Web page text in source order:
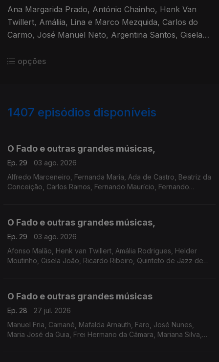
Ana Margarida Prado, António Chainho, Henk Van
Twillert, Amáliia, Lina e Marco Mezquida, Carlos do
Carmo, José Manuel Neto, Argentina Santos, Gisela
opções
1407 episódios disponíveis
O Fado e outras grandes músicas,
Ep. 29
03 ago. 2026
Alfredo Marceneiro, Fernanda Maria, Ada de Castro, Beatriz da
Conceição, Carlos Ramos, Fernando Maurício, Fernando
O Fado e outras grandes músicas,
Ep. 29
03 ago. 2026
Afonso Malão, Henk van Twillert, Amália Rodrigues, Helder
Moutinho, Gisela João, Ricardo Ribeiro, Quinteto de Jazz de
O Fado e outras grandes músicas
Ep. 28
27 jul. 2026
Manuel Fria, Camané, Mafalda Arnauth, Faro, José Nunes,
Maria José da Guia, Frei Hermano da Câmara, Mariana Silva,